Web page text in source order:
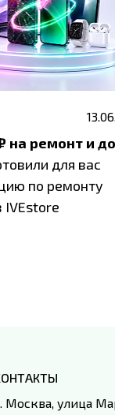
для вас
по ремонту
IVEstore
Москва, улица